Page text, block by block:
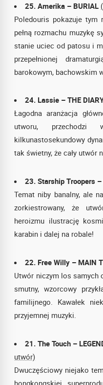
25. Amerika – BURIAL
Poledouris pokazuje
pełną rozmachu muzykę
stanie uciec od patosu i
przepełnionej
barokowym, bachowskim
24. Lassie – THE
Łagodna aranżacja
utworu,
kilkunastosekundowy
tak świetny, że cały utwór
23. Starship Troopers –
Temat niby banalny, ale
zorkiestrowany, że
heroizmu ilustrację
karabin i dalej na robale!
22. Free Willy – MAIN
Utwór niczym los samych
smutny, wzorcowy
familijnego. Kawałek
przyjemnej muzyki.
21. The Touch –
utwór)
Dwuczęściowy niejako
hongkongskiej